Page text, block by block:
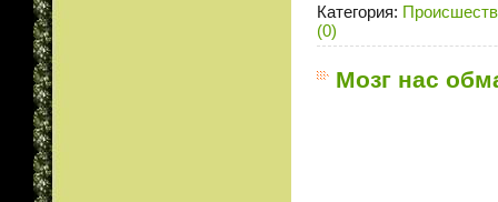
Категория:
(0)
Мозг нас